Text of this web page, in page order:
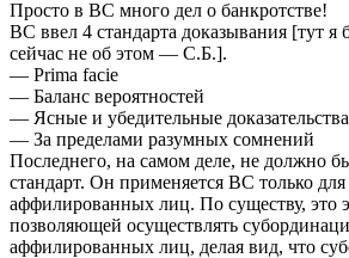
Просто в ВС много дел о банкротстве!
ВС ввел 4 стандарта доказывания [тут
сейчас не об этом — С.Б.].
— Prima facie
— Баланс вероятностей
— Ясные и убедительные доказательства
— За пределами разумных сомнений
Последнего, на самом деле, не должно
стандарт. Он применяется ВС только
аффилированных лиц. По существу, это
позволяющей осуществлять
аффилированных лиц, делая вид, что